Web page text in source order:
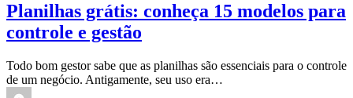
Planilhas grátis: conheça 15 modelos para
controle e gestão
Todo bom gestor sabe que as planilhas são essenciais para o controle
de um negócio. Antigamente, seu uso era…